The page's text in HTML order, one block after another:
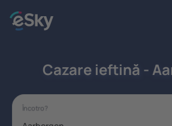
Cazare ieftină -